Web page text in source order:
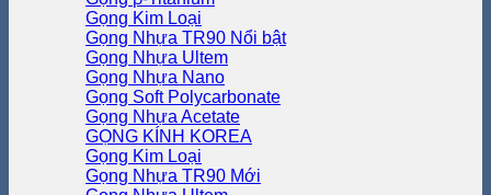
Gọng Kim Loại
Gọng Nhựa TR90
Gọng Nhựa Ultem
Gọng Nhựa Nano
Gọng Soft Polycarbonate
Gọng Nhựa Acetate
GỌNG KÍNH KOREA
Gọng Kim Loại
Gọng Nhựa TR90